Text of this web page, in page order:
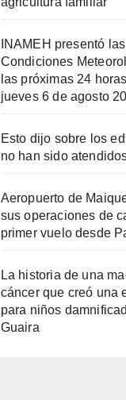
INAMEH presentó las
Condiciones
las próximas 24
jueves 6 de agosto
Esto dijo sobre los
no han sido
Aeropuerto de
sus operaciones de
primer vuelo desde
La historia de una
cáncer que creó una
para niños
Guaira